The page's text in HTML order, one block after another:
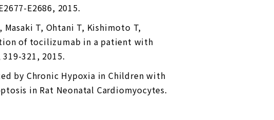
E2686, 2015.
Masaki T, Ohtani T, Kishimoto T,
of tocilizumab in a patient with
321, 2015.
by Chronic Hypoxia in Children with
in Rat Neonatal Cardiomyocytes.